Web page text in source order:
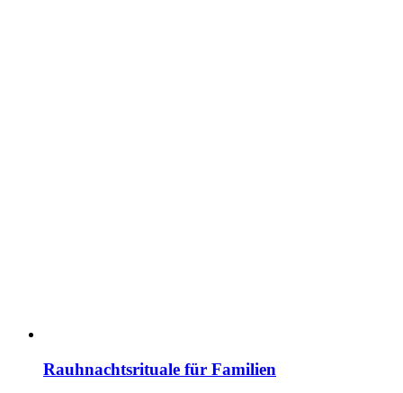
Rauhnachtsrituale für Familien